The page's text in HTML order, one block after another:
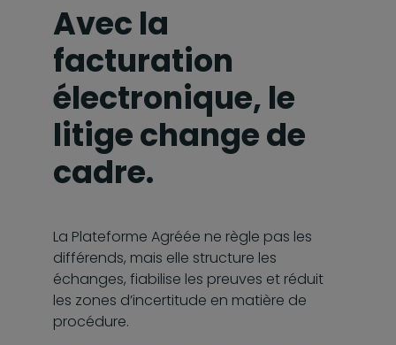
Avec la
facturation
électronique, le
litige change de
cadre.
La Plateforme Agréée ne règle pas les
différends, mais elle structure les
échanges, fiabilise les preuves et réduit
les zones d’incertitude en matière de
procédure.